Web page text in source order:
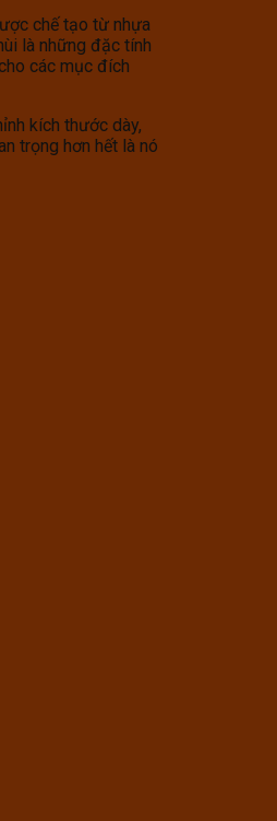
chế tạo từ nhựa
là những đặc tính
các mục đích
kích thước dày,
trọng hơn hết là nó